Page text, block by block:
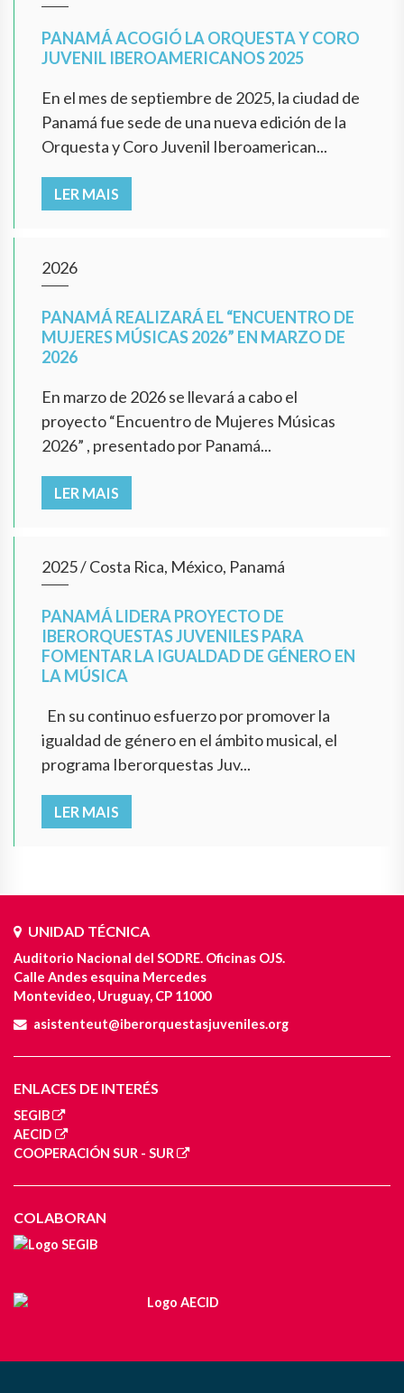
PANAMÁ ACOGIÓ LA ORQUESTA Y CORO
JUVENIL IBEROAMERICANOS 2025
En el mes de septiembre de 2025, la ciudad de
Panamá fue sede de una nueva edición de la
Orquesta y Coro Juvenil Iberoamerican...
LER MAIS
2026
PANAMÁ REALIZARÁ EL “ENCUENTRO DE
MUJERES MÚSICAS 2026” EN MARZO DE
2026
En marzo de 2026 se llevará a cabo el
proyecto “Encuentro de Mujeres Músicas
2026” , presentado por Panamá...
LER MAIS
2025/Costa Rica, México, Panamá
PANAMÁ LIDERA PROYECTO DE
IBERORQUESTAS JUVENILES PARA
FOMENTAR LA IGUALDAD DE GÉNERO EN
LA MÚSICA
En su continuo esfuerzo por promover la
igualdad de género en el ámbito musical, el
programa Iberorquestas Juv...
LER MAIS
UNIDAD TÉCNICA
Auditorio Nacional del SODRE. Oficinas OJS.
Calle Andes esquina Mercedes
Montevideo, Uruguay, CP 11000
asistenteut@iberorquestasjuveniles.org
ENLACES DE INTERÉS
SEGIB
AECID
COOPERACIÓN SUR - SUR
COLABORAN